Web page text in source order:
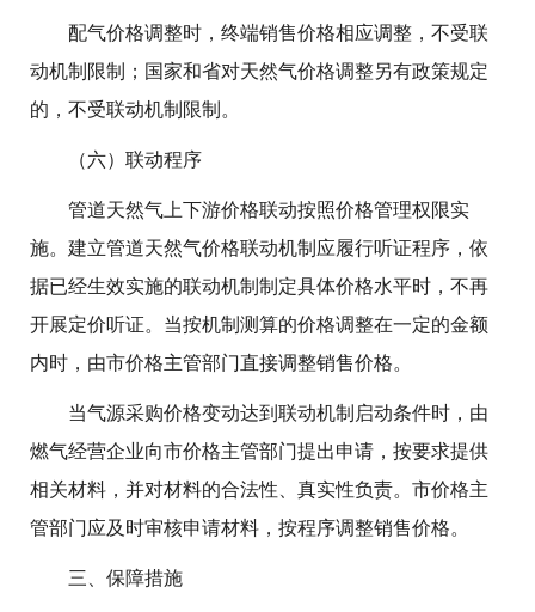
配气价格调整时，终端销售价格相应调整，不受联
动机制限制；国家和省对天然气价格调整另有政策规定
的，不受联动机制限制。
（六）联动程序
管道天然气上下游价格联动按照价格管理权限实
施。建立管道天然气价格联动机制应履行听证程序，依
据已经生效实施的联动机制制定具体价格水平时，不再
开展定价听证。当按机制测算的价格调整在一定的金额
内时，由市价格主管部门直接调整销售价格。
当气源采购价格变动达到联动机制启动条件时，由
燃气经营企业向市价格主管部门提出申请，按要求提供
相关材料，并对材料的合法性、真实性负责。市价格主
管部门应及时审核申请材料，按程序调整销售价格。
三、保障措施